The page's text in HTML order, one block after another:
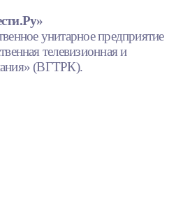
унитарное предприятие
телевизионная и
(ВГТРК).